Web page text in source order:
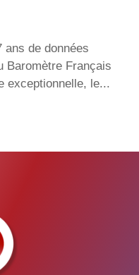
ans de données
Baromètre Français
exceptionnelle, le...